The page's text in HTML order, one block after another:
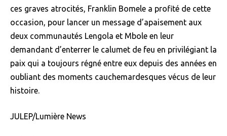
ces graves atrocités, Franklin Bomele a profité de cette
occasion, pour lancer un message d’apaisement aux
deux communautés Lengola et Mbole en leur
demandant d’enterrer le calumet de feu en privilégiant la
paix qui a toujours régné entre eux depuis des années en
oubliant des moments cauchemardesques vécus de leur
histoire.
JULEP/Lumière News